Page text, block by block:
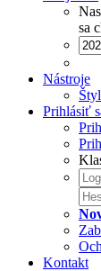
sa
Nástroje
Prihlásiť
Kontakt